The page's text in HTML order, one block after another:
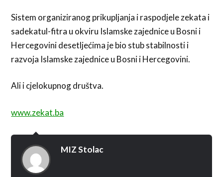
Sistem organiziranog prikupljanja i raspodjele zekata i
sadekatul-fitra u okviru Islamske zajednice u Bosni i
Hercegovini desetljećima je bio stub stabilnosti i
razvoja Islamske zajednice u Bosni i Hercegovini.
Ali i cjelokupnog društva.
www.zekat.ba
MIZ Stolac